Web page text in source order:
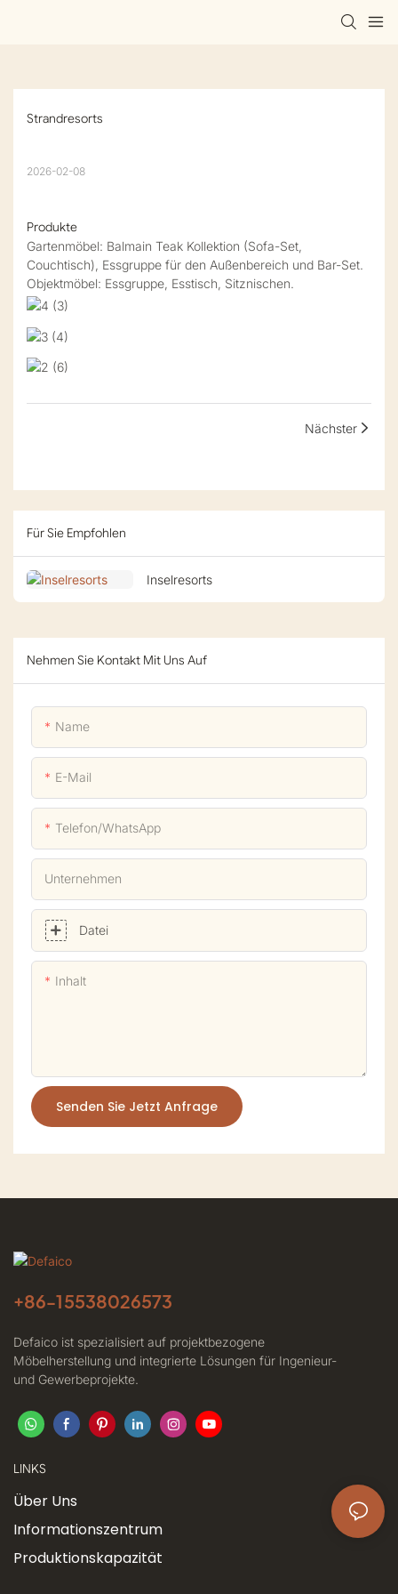
Strandresorts
2026-02-08
Produkte
Gartenmöbel: Balmain Teak Kollektion (Sofa-Set,
Couchtisch), Essgruppe für den Außenbereich und Bar-Set.
Objektmöbel: Essgruppe, Esstisch, Sitznischen.
Nächster
Für Sie Empfohlen
Inselresorts
Nehmen Sie Kontakt Mit Uns Auf
Name
E-Mail
Telefon/WhatsApp
Unternehmen
Datei
Inhalt
Senden Sie Jetzt Anfrage
+86-15538026573
Defaico ist spezialisiert auf projektbezogene
Möbelherstellung und integrierte Lösungen für Ingenieur-
und Gewerbeprojekte.
LINKS
Über Uns
Informationszentrum
Produktionskapazität